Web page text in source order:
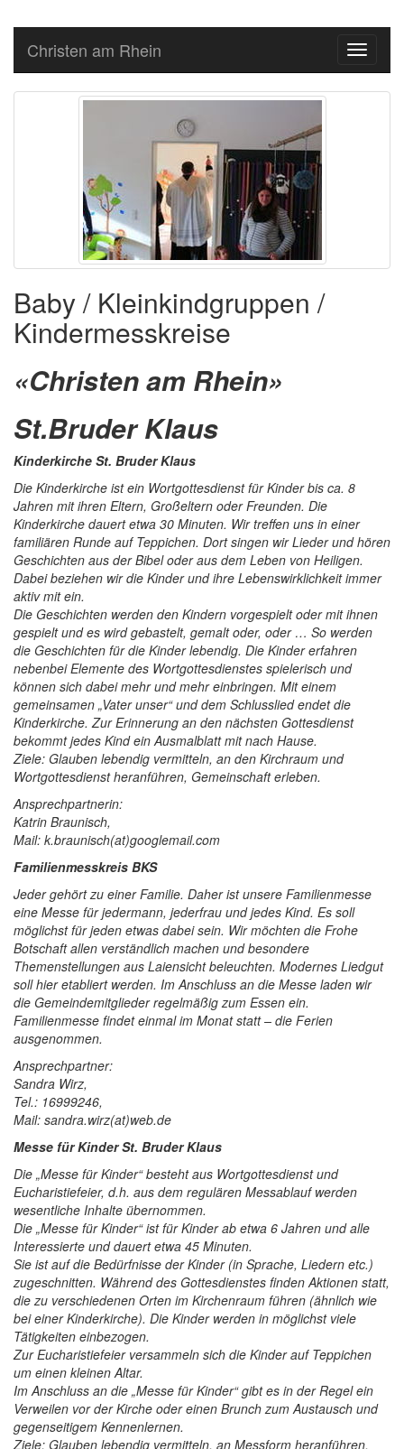
Toggle
Christen am Rhein
Baby / Kleinkindgruppen /
Kindermesskreise
«Christen am Rhein»
St.Bruder Klaus
Kinderkirche St. Bruder Klaus
Die Kinderkirche ist ein Wortgottesdienst für Kinder bis ca. 8
Jahren mit ihren Eltern, Großeltern oder Freunden. Die
Kinderkirche dauert etwa 30 Minuten. Wir treffen uns in einer
familiären Runde auf Teppichen. Dort singen wir Lieder und hören
Geschichten aus der Bibel oder aus dem Leben von Heiligen.
Dabei beziehen wir die Kinder und ihre Lebenswirklichkeit immer
aktiv mit ein.
Die Geschichten werden den Kindern vorgespielt oder mit ihnen
gespielt und es wird gebastelt, gemalt oder, oder … So werden
die Geschichten für die Kinder lebendig. Die Kinder erfahren
nebenbei Elemente des Wortgottesdienstes spielerisch und
können sich dabei mehr und mehr einbringen. Mit einem
gemeinsamen „Vater unser“ und dem Schlusslied endet die
Kinderkirche. Zur Erinnerung an den nächsten Gottesdienst
bekommt jedes Kind ein Ausmalblatt mit nach Hause.
Ziele: Glauben lebendig vermitteln, an den Kirchraum und
Wortgottesdienst heranführen, Gemeinschaft erleben.
Ansprechpartnerin:
Katrin Braunisch,
Mail: k.braunisch(at)googlemail.com
Familienmesskreis BKS
Jeder gehört zu einer Familie. Daher ist unsere Familienmesse
eine Messe für jedermann, jederfrau und jedes Kind. Es soll
möglichst für jeden etwas dabei sein. Wir möchten die Frohe
Botschaft allen verständlich machen und besondere
Themenstellungen aus Laiensicht beleuchten. Modernes Liedgut
soll hier etabliert werden. Im Anschluss an die Messe laden wir
die Gemeindemitglieder regelmäßig zum Essen ein.
Familienmesse findet einmal im Monat statt – die Ferien
ausgenommen.
Ansprechpartner:
Sandra Wirz,
Tel.: 16999246,
Mail: sandra.wirz(at)web.de
Messe für Kinder St. Bruder Klaus
Die „Messe für Kinder“ besteht aus Wortgottesdienst und
Eucharistiefeier, d.h. aus dem regulären Messablauf werden
wesentliche Inhalte übernommen.
Die „Messe für Kinder“ ist für Kinder ab etwa 6 Jahren und alle
Interessierte und dauert etwa 45 Minuten.
Sie ist auf die Bedürfnisse der Kinder (in Sprache, Liedern etc.)
zugeschnitten. Während des Gottesdienstes finden Aktionen statt,
die zu verschiedenen Orten im Kirchenraum führen (ähnlich wie
bei einer Kinderkirche). Die Kinder werden in möglichst viele
Tätigkeiten einbezogen.
Zur Eucharistiefeier versammeln sich die Kinder auf Teppichen
um einen kleinen Altar.
Im Anschluss an die „Messe für Kinder“ gibt es in der Regel ein
Verweilen vor der Kirche oder einen Brunch zum Austausch und
gegenseitigem Kennenlernen.
Ziele: Glauben lebendig vermitteln, an Messform heranführen,